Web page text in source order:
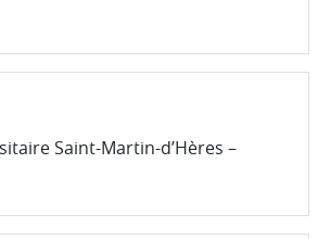
Saint-Martin-d’Hères –